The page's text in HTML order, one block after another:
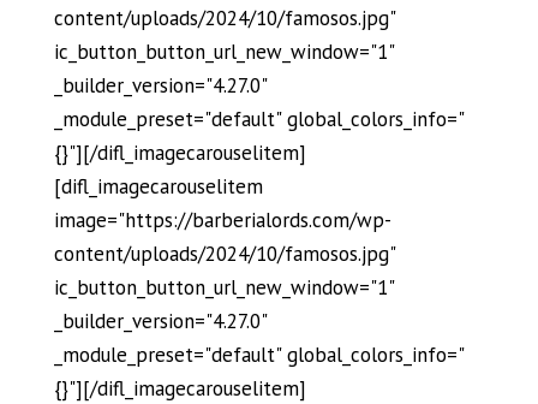
content/uploads/2024/10/famosos.jpg"
ic_button_button_url_new_window="1"
_builder_version="4.27.0"
_module_preset="default" global_colors_info="
{}"][/difl_imagecarouselitem]
[difl_imagecarouselitem
image="https://barberialords.com/wp-
content/uploads/2024/10/famosos.jpg"
ic_button_button_url_new_window="1"
_builder_version="4.27.0"
_module_preset="default" global_colors_info="
{}"][/difl_imagecarouselitem]